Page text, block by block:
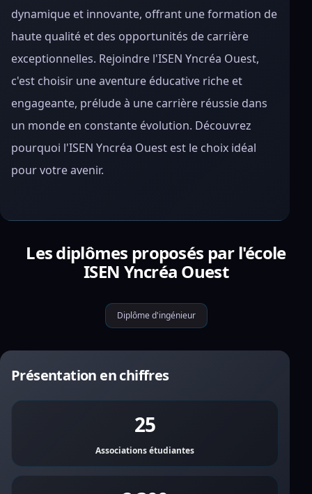
dynamique et innovante, offrant une formation de
haute qualité et des opportunités de carrière
exceptionnelles. Rejoindre l'ISEN Yncréa Ouest,
c'est choisir une aventure éducative riche et
engageante, prélude à une carrière réussie dans
un monde en constante évolution. Découvrez
pourquoi l'ISEN Yncréa Ouest est le choix idéal
pour votre avenir.
Les diplômes proposés par l'école
ISEN Yncréa Ouest
Diplôme d'ingénieur
Présentation en chiffres
25
Associations étudiantes